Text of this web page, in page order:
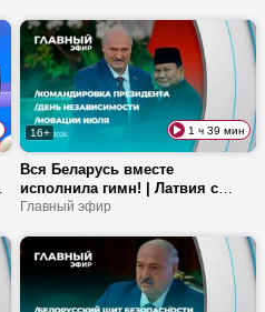
16+ 1 ч 39 мин
Вся Беларусь вместе
исполнила гимн! | Латвия с
Украиной собирают БПЛА у
проект «Спорт для всех»?
Главный эфир